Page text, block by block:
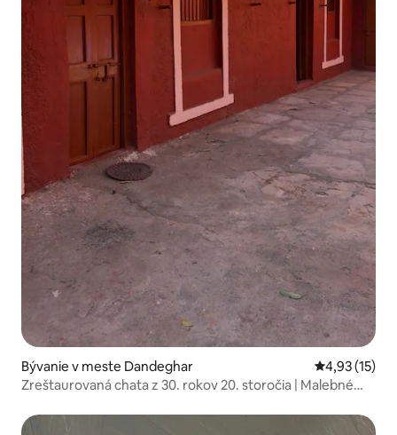
Bývanie v meste Dandeghar Priemerné
4,93 (15)
Zreštaurovaná chata z 30. rokov 20. storočia | Malebné